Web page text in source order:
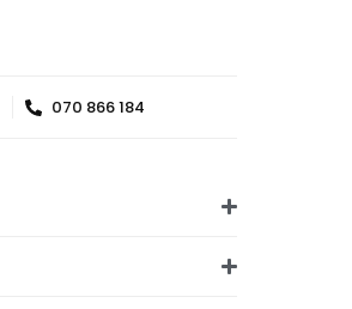
070 866 184